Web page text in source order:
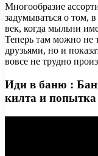
Многообразие
задумываться о том,
век, когда мыльни
Теперь там можно не
друзьями, но и
вовсе не трудно
Иди в баню :
килта и попытка